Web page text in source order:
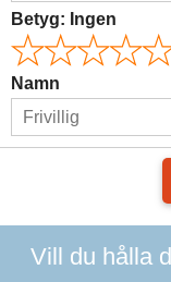
Betyg: Ingen
Namn
Vill du hålla